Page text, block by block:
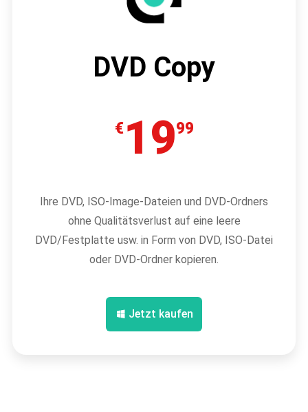
DVD Copy
€1999
Ihre DVD, ISO-Image-Dateien und DVD-Ordners
ohne Qualitätsverlust auf eine leere
DVD/Festplatte usw. in Form von DVD, ISO-Datei
oder DVD-Ordner kopieren.
Jetzt kaufen